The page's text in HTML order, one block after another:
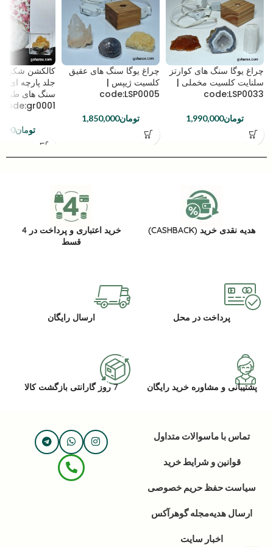
چراغ یوگا سنگ های کوارتز
سلنایت کلسیت مخملی |
code:LSP0033
تومان1,990,000
چراغ یوگا سنگ های عقیق
کلسیت ژیپس |
code:LSP0005
تومان1,850,000
کالکشن
جلد پارچه ای
سنگ های
code:gr0001
تومان
هدیه نقدی خرید (CASHBACK)
خرید اعتباری و پرداخت در 4
قسط
پرداخت در محل ارسال رایگان
پشتیبانی و مشاوره خرید رایگان 7 روز گارانتی بازگشت کالا
تماس با ماسوالات متداول
قوانین و شرایط خرید
سیاست حفظ حریم خصوصی
ارسال هدیهمجله گوهرآکس
اخبار سایت